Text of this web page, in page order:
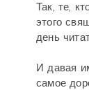
Так, те,
этого
день
И давая
самое